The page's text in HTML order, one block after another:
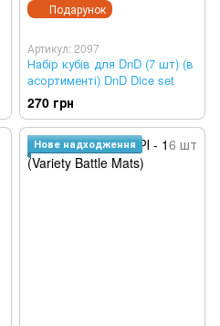
Подарунок
Артикул: 2097
Набір кубів для DnD (7 шт) (в
асортименті) DnD Dice set
270 грн
Нове надходження